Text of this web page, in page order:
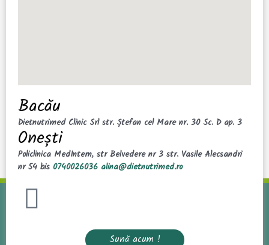
Bacău
Dietnutrimed Clinic Srl str. Ștefan cel Mare nr. 30 Sc. D ap. 3
Onești
Policlinica MedIntern, str Belvedere nr 3 str. Vasile Alecsandri
nr 54 bis 0740026036 alina@dietnutrimed.ro
Sună acum !